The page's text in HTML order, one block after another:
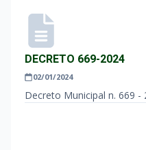
DECRETO 669-2024
02/01/2024
Decreto Municipal n. 669 -